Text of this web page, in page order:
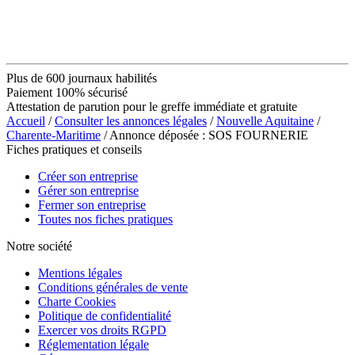
Plus de 600 journaux habilités
Paiement 100% sécurisé
Attestation de parution pour le greffe immédiate et gratuite
Accueil /Consulter les annonces légales /Nouvelle Aquitaine /
Charente-Maritime / Annonce déposée : SOS FOURNERIE
Fiches pratiques et conseils
Créer son entreprise
Gérer son entreprise
Fermer son entreprise
Toutes nos fiches pratiques
Notre société
Mentions légales
Conditions générales de vente
Charte Cookies
Politique de confidentialité
Exercer vos droits RGPD
Réglementation légale